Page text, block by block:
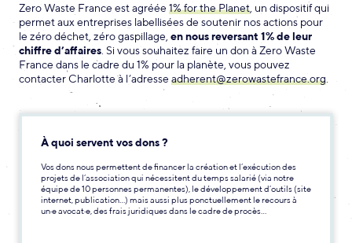
Zero Waste France est agréée 1% for the Planet , un dispositif qui
permet aux entreprises labellisées de soutenir nos actions pour
le zéro déchet, zéro gaspillage, en nous reversant 1% de leur
chiffre d’affaires . Si vous souhaitez faire un don à Zero Waste
France dans le cadre du 1% pour la planète, vous pouvez
contacter Charlotte à l’adresse adherent@zerowastefrance.org
À quoi servent vos dons ?
Vos dons nous permettent de financer la création et l’exécution des
projets de l’association qui nécessitent du temps salarié (via notre
équipe de 10 personnes permanentes), le développement d’outils (site
internet, publication…) mais aussi plus ponctuellement le recours à
un·e avocat·e, des frais juridiques dans le cadre de procès…